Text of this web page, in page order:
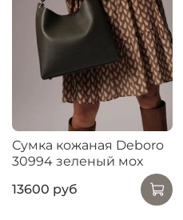
Сумка кожаная Deboro
30994 зеленый мох
13600 руб